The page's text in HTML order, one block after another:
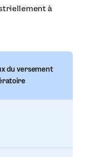
à
du versement